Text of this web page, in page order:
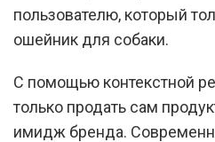
пользователю, который
ошейник для собаки.
С помощью контекстной
только продать сам
имидж бренда.